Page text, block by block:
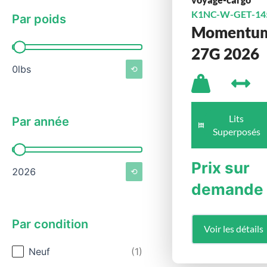
Par poids
Par poids
0lbs ⟲
Par année
Par année
2026 ⟲
Par condition
Par condition
Neuf (1)
K1NC-W-GET-
27G 2026
Lits
Superposés
Prix sur
demande
Voir les détails